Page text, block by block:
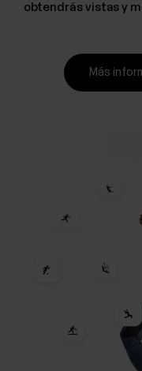
obtendrás vistas y
Más